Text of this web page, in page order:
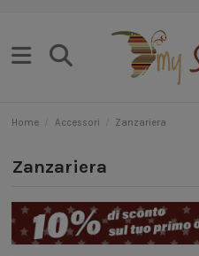
Home Accessori Zanzariera
Zanzariera